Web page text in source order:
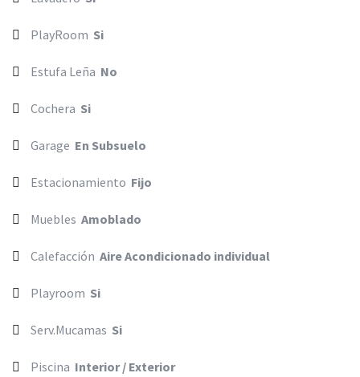
PlayRoom Si
Estufa Leña No
Cochera Si
Garage En Subsuelo
Estacionamiento Fijo
Muebles Amoblado
Calefacción Aire Acondicionado individual
Playroom Si
Serv.Mucamas Si
Piscina Interior / Exterior